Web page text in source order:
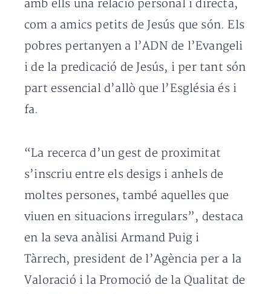
amb ells una relació personal i directa,
com a amics petits de Jesús que són. Els
pobres pertanyen a l’ADN de l’Evangeli
i de la predicació de Jesús, i per tant són
part essencial d’allò que l’Església és i
fa.
“La recerca d’un gest de proximitat
s’inscriu entre els desigs i anhels de
moltes persones, també aquelles que
viuen en situacions irregulars”, destaca
en la seva anàlisi Armand Puig i
Tàrrech, president de l’Agència per a la
Valoració i la Promoció de la Qualitat de